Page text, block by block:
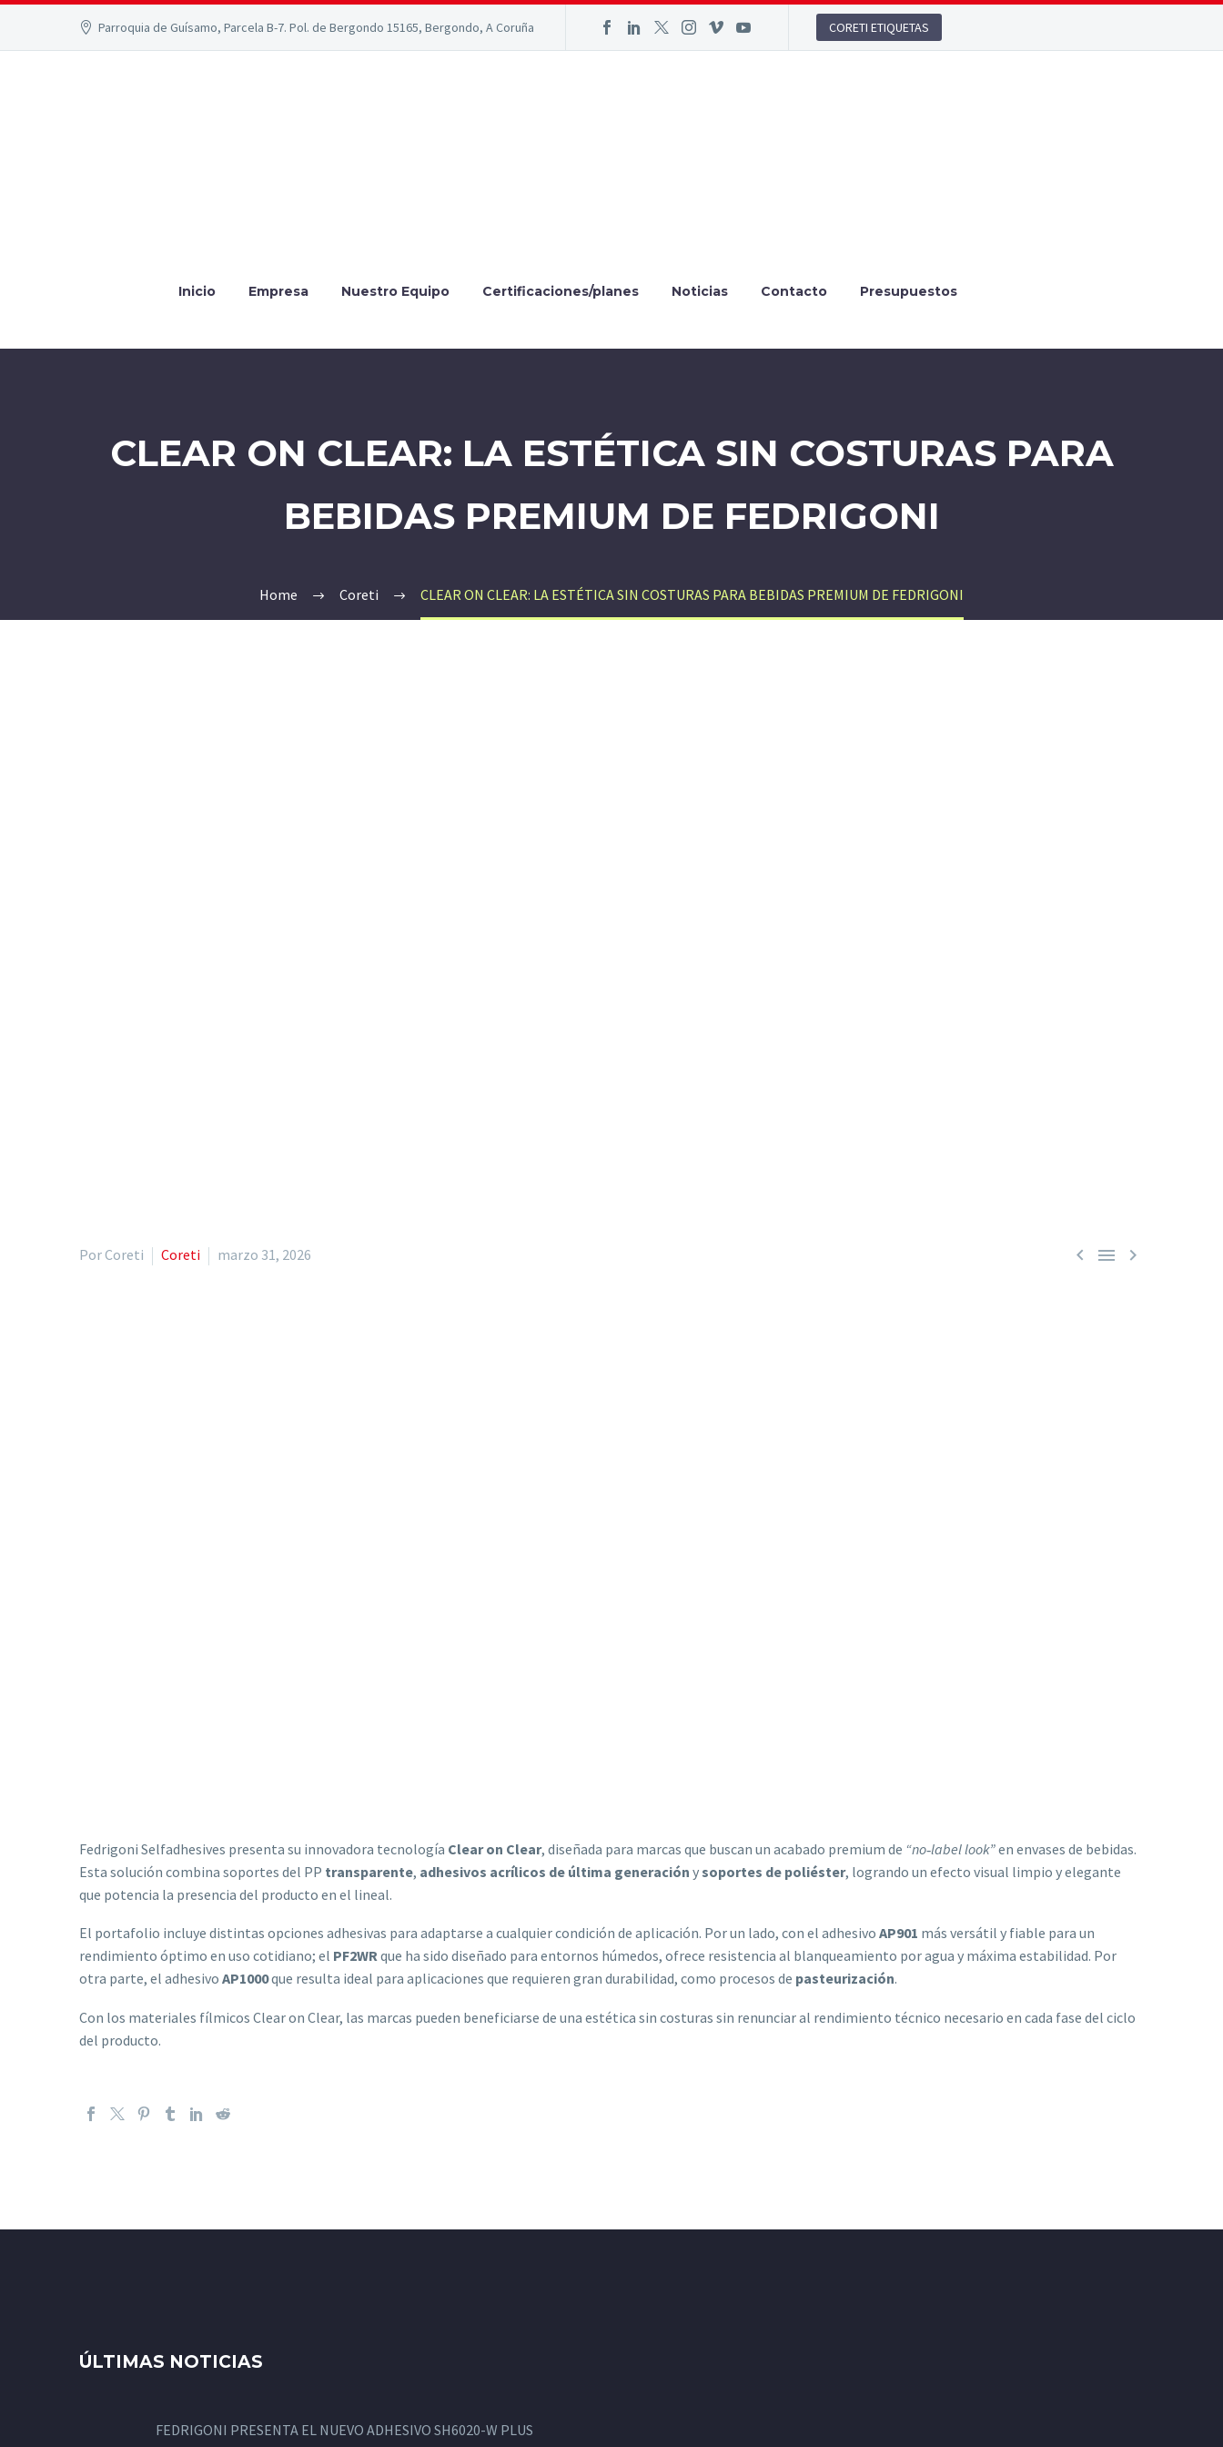
Parroquia de Guísamo, Parcela B-7. Pol. de Bergondo 15165, Bergondo, A Coruña CORETI ETIQUETAS
Inicio Empresa Nuestro Equipo Certificaciones/planes Noticias Contacto Presupuestos
CLEAR ON CLEAR: LA ESTÉTICA SIN COSTURAS PARA
BEBIDAS PREMIUM DE FEDRIGONI
Home Coreti CLEAR ON CLEAR: LA ESTÉTICA SIN COSTURAS PARA BEBIDAS PREMIUM DE FEDRIGONI
  
Por Coreti Coreti marzo 31, 2026
Fedrigoni Selfadhesives presenta su innovadora tecnología Clear on Clear, diseñada para marcas que buscan un acabado premium de “no‑label look”en envases de bebidas.
Esta solución combina soportes del PP transparente, adhesivos acrílicos de última generación ysoportes de poliéster, logrando un efecto visual limpio y elegante
que potencia la presencia del producto en el lineal.
El portafolio incluye distintas opciones adhesivas para adaptarse a cualquier condición de aplicación. Por un lado, con el adhesivo AP901 más versátil y fiable para un
rendimiento óptimo en uso cotidiano; el PF2WRque ha sido diseñado para entornos húmedos, ofrece resistencia al blanqueamiento por agua y máxima estabilidad. Por
otra parte, el adhesivo AP1000que resulta ideal para aplicaciones que requieren gran durabilidad, como procesos de pasteurización.
Con los materiales fílmicos Clear on Clear, las marcas pueden beneficiarse de una estética sin costuras sin renunciar al rendimiento técnico necesario en cada fase del ciclo
del producto.
ÚLTIMAS NOTICIAS
FEDRIGONI PRESENTA EL NUEVO ADHESIVO SH6020-W PLUS